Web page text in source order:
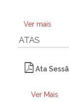
Ver mais
ATAS
Ata
Ver Mais